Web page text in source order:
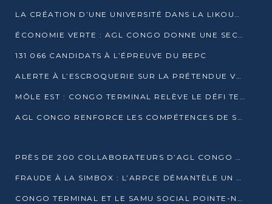
LA CRÉATION D’UNE UNIVERSITÉ DANS LA LIKOUALA AU CŒUR D’UNE RÉFLEXION NATIONALE
ÉCONOMIE VERTE : AGL CONGO DONNE UNE SECONDE VIE À SES DÉCHETS INDUSTRIELS
131 066 CANDIDATS À L’ÉPREUVE DU BEPC
ALERTE À L’ESCROQUERIE SUR LA PRÉTENDUE VENTE DE PARCELLES AFAT
MÔLE EST : CONGO TERMINAL RELÈVE LE DÉFI TECHNIQUE DES SABLES BITUMINEUX
AGL CONGO RENFORCE LES COMPÉTENCES DE SES ÉQUIPES AVEC LA CERTIFICATION CACES® R483
PRÈS DE 200 COLLABORATEURS D’AGL CONGO EN FORMATION JUSQU’EN JUILLET
FRAUDE À LA SIMBOX : L’ARPCE DÉMANTÈLE UN RÉSEAU UTILISANT DES CARTES SIM OUGANDAISES
CONGO TERMINAL ET LE SAMU SOCIAL POINTE-NOIRE RENOUVELLENT LEUR PARTENARIAT EN FAVEUR DES JEUNES VULNÉRABLES